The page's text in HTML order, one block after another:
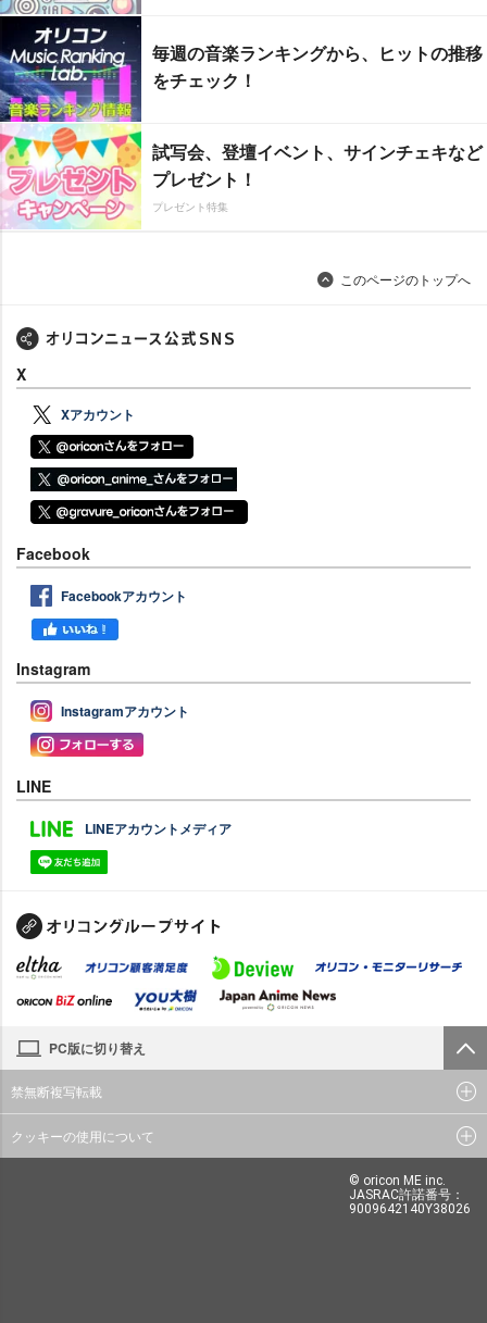
毎週の音楽ランキングから、ヒットの推移
をチェック！
試写会、登壇イベント、サインチェキなど
プレゼント！
プレゼント特集
このページのトップへ
X
Xアカウント
Facebook
Facebookアカウント
Instagram
Instagramアカウント
LINE
LINEアカウントメディア
PC版に切り替え
禁無断複写転載
クッキーの使用について
© oricon ME inc.
JASRAC許諾番号：
9009642140Y38026